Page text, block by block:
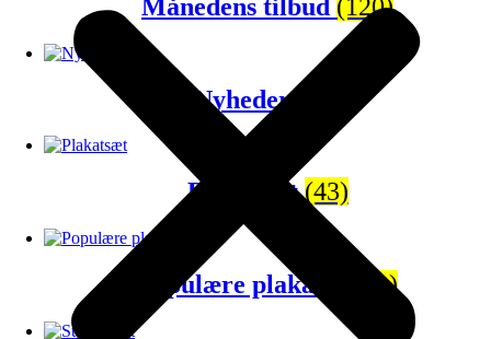
Månedens tilbud (120)
Nyheder
Plakatsæt(43)
Populære plakater (81)